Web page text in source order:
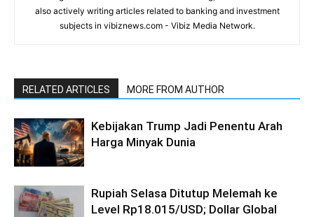
also actively writing articles related to banking and investment
subjects in vibiznews.com - Vibiz Media Network.
RELATED ARTICLES MORE FROM AUTHOR
Kebijakan Trump Jadi Penentu Arah
Harga Minyak Dunia
Rupiah Selasa Ditutup Melemah ke
Level Rp18.015/USD; Dollar Global